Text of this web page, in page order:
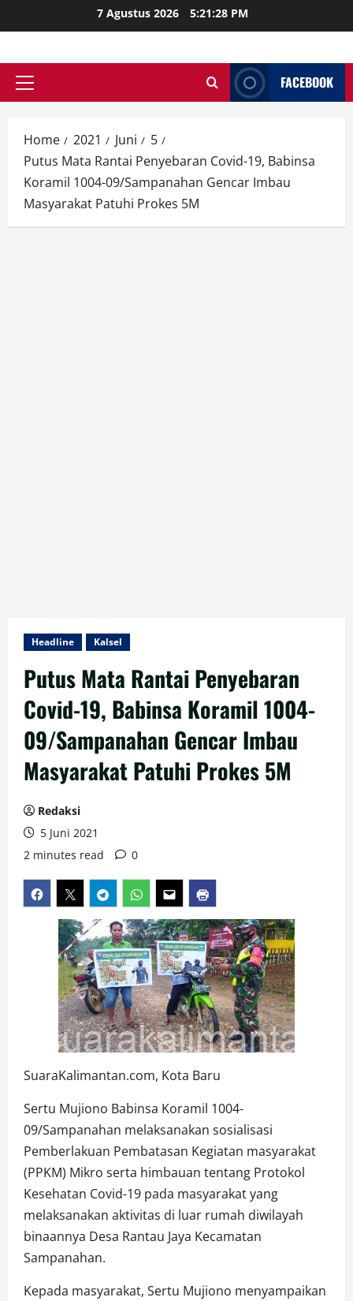
to
7 Agustus 2026 5:21:29 PM
Primary
FACEBOOK
Home 2021 Juni
5
Putus Mata Rantai Penyebaran Covid-19, Babinsa
Koramil 1004-09/Sampanahan Gencar Imbau
Masyarakat Patuhi Prokes 5M
Headline Kalsel
Putus Mata Rantai Penyebaran
Covid-19, Babinsa Koramil 1004-
09/Sampanahan Gencar Imbau
Masyarakat Patuhi Prokes 5M
Redaksi
5 Juni 2021
2 minutes read
0
SuaraKalimantan.com, Kota Baru
Sertu Mujiono Babinsa Koramil 1004-
09/Sampanahan melaksanakan sosialisasi
Pemberlakuan Pembatasan Kegiatan masyarakat
(PPKM) Mikro serta himbauan tentang Protokol
Kesehatan Covid-19 pada masyarakat yang
melaksanakan aktivitas di luar rumah diwilayah
binaannya Desa Rantau Jaya Kecamatan
Sampanahan.
Kepada masyarakat, Sertu Mujiono menyampaikan